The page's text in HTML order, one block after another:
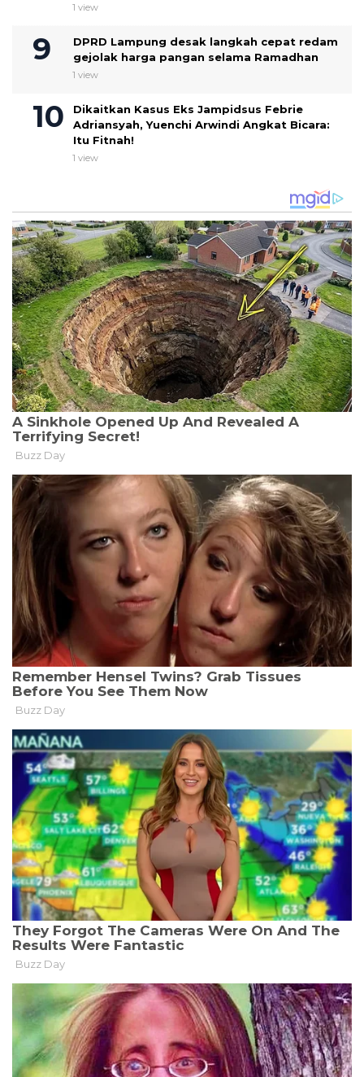
1 view
DPRD Lampung desak langkah cepat redam
gejolak harga pangan selama Ramadhan
1 view
Dikaitkan Kasus Eks Jampidsus Febrie
Adriansyah, Yuenchi Arwindi Angkat Bicara:
Itu Fitnah!
1 view